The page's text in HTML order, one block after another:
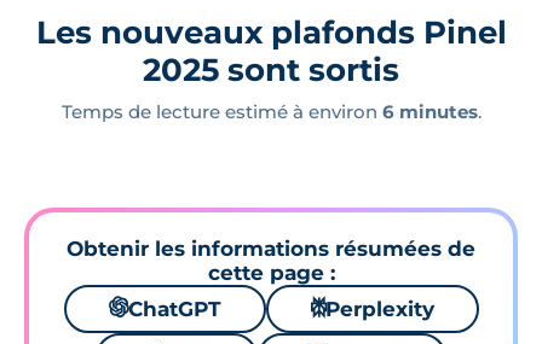
Les nouveaux plafonds Pinel
2025 sont sortis
Temps de lecture estimé à environ 6 minutes.
Obtenir les informations résumées de
cette page :
🌌ChatGPT ⚙Perplexity